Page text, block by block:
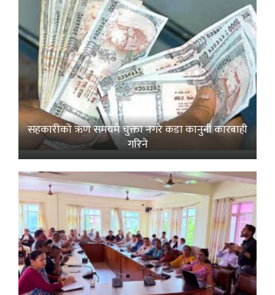
सहकारीको ऋण समयमै चुक्ता नगरे कडा कानुनी कारबाही
गरिने